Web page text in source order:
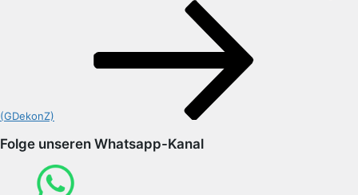
(GDekonZ)
Folge unseren Whatsapp-Kanal